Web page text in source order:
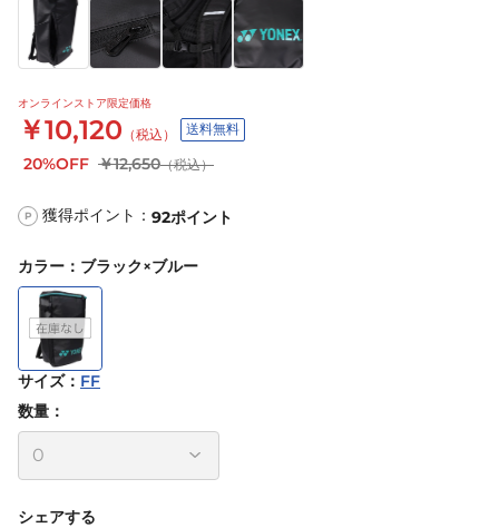
オンラインストア限定価格
￥10,120 （税込） 送料無料
20%OFF ￥12,650（税込）
P 獲得ポイント： 92ポイント
カラー ： ブラック×ブルー
サイズ： FF
数量：
シェアする